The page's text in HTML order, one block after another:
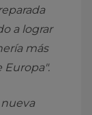
a lograr
más